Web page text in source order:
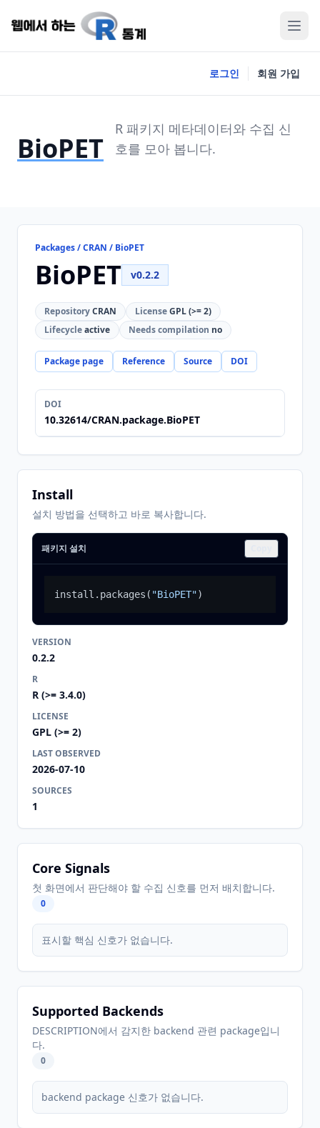
로그인 회원 가입
BioPET
R 패키지 메타데이터와 수집 신
호를 모아 봅니다.
Packages / CRAN / BioPET
BioPET v0.2.2
RepositoryCRAN LicenseGPL (>= 2)
Lifecycleactive Needs compilation no
Package page Reference Source DOI
DOI
10.32614/CRAN.package.BioPET
Install
설치 방법을 선택하고 바로 복사합니다.
패키지 설치
install.packages ( "BioPET")
VERSION
0.2.2
R
R (>= 3.4.0)
LICENSE
GPL (>= 2)
LAST OBSERVED
2026-07-10
SOURCES
1
Core Signals
첫 화면에서 판단해야 할 수집 신호를 먼저 배치합니다.
0
표시할 핵심 신호가 없습니다.
Supported Backends
DESCRIPTION에서 감지한 backend 관련 package입니
다.
0
backend package 신호가 없습니다.